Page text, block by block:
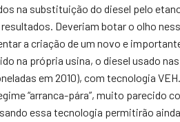
na substituição do diesel pelo
Deveriam botar o olho
a criação de um novo e
na própria usina, o diesel usado
em 2010), com tecnologia
“arranca-pára”, muito parecido
essa tecnologia permitirão